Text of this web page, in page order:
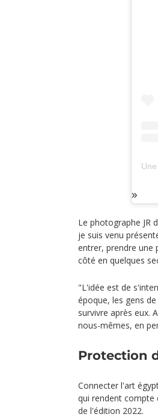
Le photographe JR
je suis venu
entrer, prendre une
côté en quelques
"L'idée est de
époque, les gens
survivre après eux.
nous-mêmes, en
Protection
Connecter l'art
qui rendent compte
de l'édition 2022.